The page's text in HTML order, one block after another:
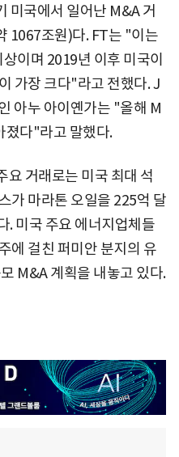
미국에서 일어난 M&A 거
1067조원)다. FT는 "이는
이며 2019년 이후 미국이
가장 크다"라고 전했다. J
아누 아이옌가는 "올해 M
졌다"라고 말했다.
요 거래로는 미국 최대 석
가 마라톤 오일을 225억 달
. 미국 주요 에너지업체들
에 걸친 퍼미안 분지의 유
M&A 계획을 내놓고 있다.